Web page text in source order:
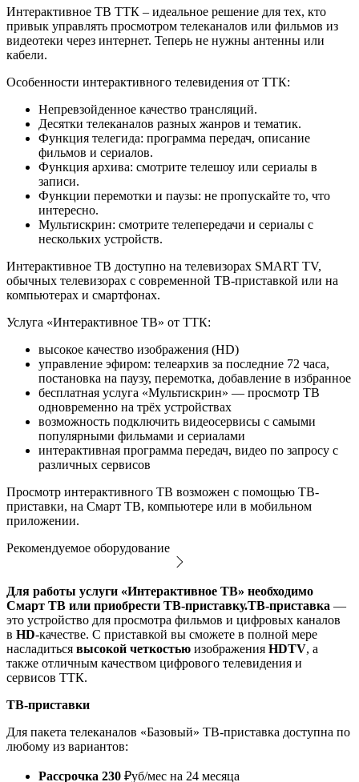
Интерактивное ТВ ТТК – идеальное решение для тех, кто
привык управлять просмотром телеканалов или фильмов из
видеотеки через интернет. Теперь не нужны антенны или
кабели.
Особенности интерактивного телевидения от ТТК:
Непревзойденное качество трансляций.
Десятки телеканалов разных жанров и тематик.
Функция телегида: программа передач, описание
фильмов и сериалов.
Функция архива: смотрите телешоу или сериалы в
записи.
Функции перемотки и паузы: не пропускайте то, что
интересно.
Мультискрин: смотрите телепередачи и сериалы с
нескольких устройств.
Интерактивное ТВ доступно на телевизорах SMART TV,
обычных телевизорах с современной ТВ-приставкой или на
компьютерах и смартфонах.
Услуга «Интерактивное ТВ» от ТТК:
высокое качество изображения (HD)
управление эфиром: телеархив за последние 72 часа,
постановка на паузу, перемотка, добавление в избранное
бесплатная услуга «Мультискрин» — просмотр ТВ
одновременно на трёх устройствах
возможность подключить видеосервисы с самыми
популярными фильмами и сериалами
интерактивная программа передач, видео по запросу с
различных сервисов
Просмотр интерактивного ТВ возможен с помощью ТВ-
приставки, на Смарт ТВ, компьютере или в мобильном
приложении.
Рекомендуемое оборудование
Для работы услуги «Интерактивное ТВ» необходимо
Смарт ТВ или приобрести ТВ-приставку.ТВ-приставка —
это устройство для просмотра фильмов и цифровых каналов
в HD-качестве. С приставкой вы сможете в полной мере
насладиться высокой четкостью изображения HDTV, а
также отличным качеством цифрового телевидения и
сервисов ТТК.
ТВ-приставки
Для пакета телеканалов «Базовый» ТВ-приставка доступна по
любому из вариантов:
Рассрочка 230 ₽уб/мес на 24 месяца